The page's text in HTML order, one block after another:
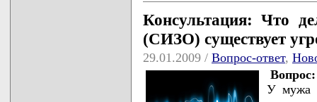
Консультация: Что
(СИЗО) существует
29.01.2009 / Вопрос-ответ,
Вопрос:
У мужа